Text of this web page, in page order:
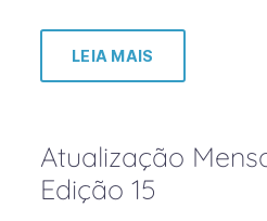
LEIA MAIS
Atualização
Edição 15